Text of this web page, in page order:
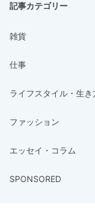
記事カテゴリー
雑貨
仕事
ライフスタイル・生き
ファッション
エッセイ・コラム
SPONSORED